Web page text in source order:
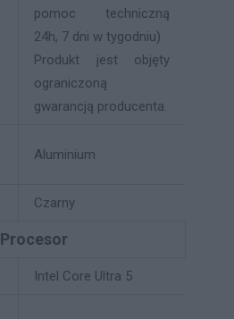
pomoc techniczną
24h, 7 dni w tygodniu)
Produkt jest objęty
ograniczoną
gwarancją producenta.
Aluminium
Czarny
Procesor
Intel Core Ultra 5